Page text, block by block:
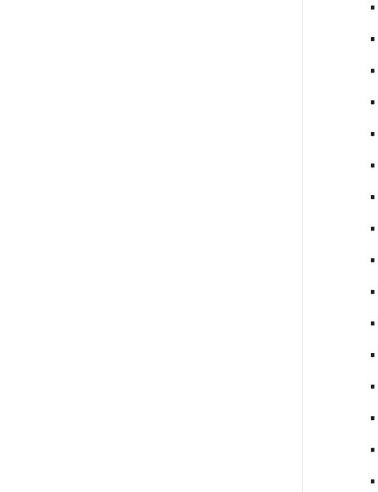
•
•
•
•
•
•
•
•
•
•
•
•
•
•
•
•